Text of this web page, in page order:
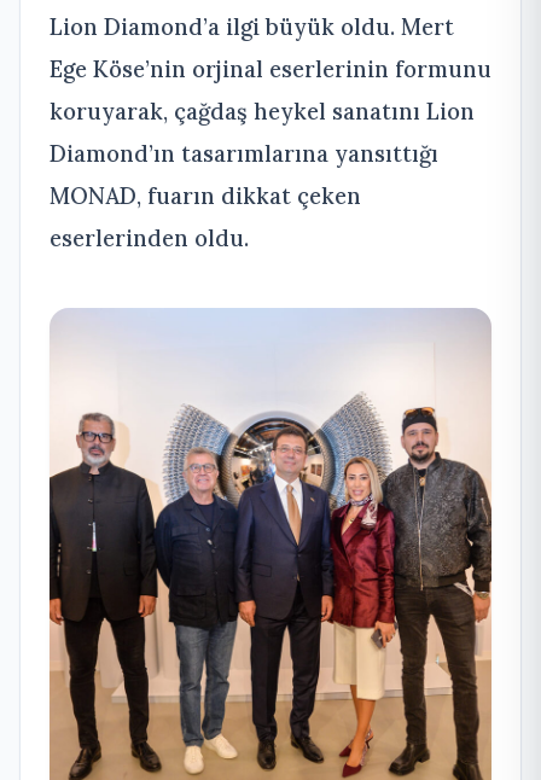
Lion Diamond’a ilgi büyük oldu. Mert
Ege Köse’nin orjinal eserlerinin formunu
koruyarak, çağdaş heykel sanatını Lion
Diamond’ın tasarımlarına yansıttığı
MONAD, fuarın dikkat çeken
eserlerinden oldu.